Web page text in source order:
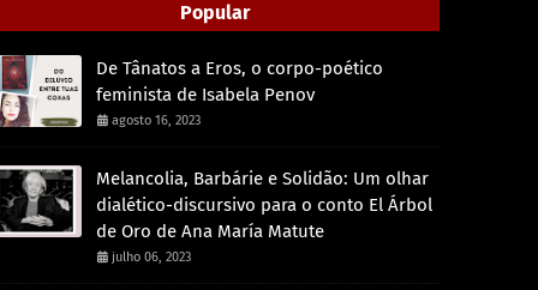
Popular
De Tânatos a Eros, o corpo-poético
feminista de Isabela Penov
agosto 16, 2023
Melancolia, Barbárie e Solidão: Um olhar
dialético-discursivo para o conto El Árbol
de Oro de Ana María Matute
julho 06, 2023